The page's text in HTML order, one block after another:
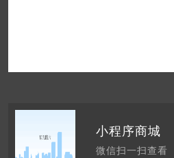
小程序商城
微信扫一扫查看